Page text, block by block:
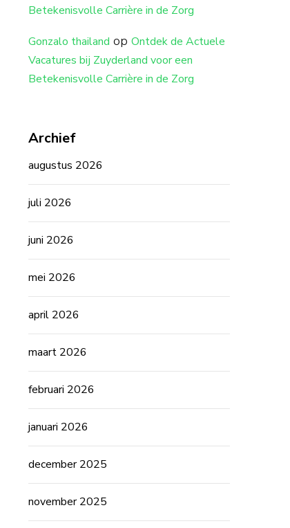
Betekenisvolle Carrière in de Zorg
Gonzalo thailand op Ontdek de Actuele
Vacatures bij Zuyderland voor een
Betekenisvolle Carrière in de Zorg
Archief
augustus 2026
juli 2026
juni 2026
mei 2026
april 2026
maart 2026
februari 2026
januari 2026
december 2025
november 2025